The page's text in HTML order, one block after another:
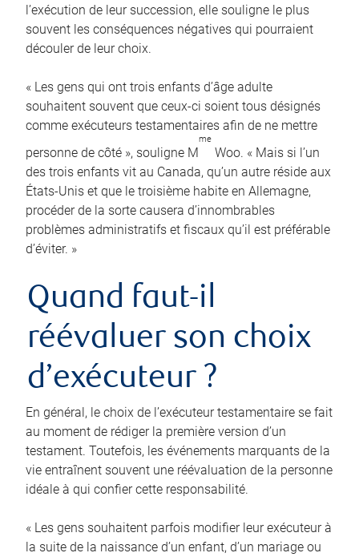
l’exécution de leur succession, elle souligne le plus
souvent les conséquences négatives qui pourraient
découler de leur choix.
« Les gens qui ont trois enfants d’âge adulte
souhaitent souvent que ceux-ci soient tous désignés
comme exécuteurs testamentaires afin de ne mettre
personne de côté », souligne M
me
Woo. « Mais si l’un
des trois enfants vit au Canada, qu’un autre réside aux
États-Unis et que le troisième habite en Allemagne,
procéder de la sorte causera d’innombrables
problèmes administratifs et fiscaux qu’il est préférable
d’éviter. »
Quand faut-il
réévaluer son choix
d’exécuteur ?
En général, le choix de l’exécuteur testamentaire se fait
au moment de rédiger la première version d’un
testament. Toutefois, les événements marquants de la
vie entraînent souvent une réévaluation de la personne
idéale à qui confier cette responsabilité.
« Les gens souhaitent parfois modifier leur exécuteur à
la suite de la naissance d’un enfant, d’un mariage ou